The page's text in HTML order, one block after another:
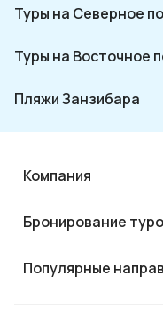
Туры на Северное
Туры на Восточное
Пляжи Занзибара
Компания
Бронирование
Популярные